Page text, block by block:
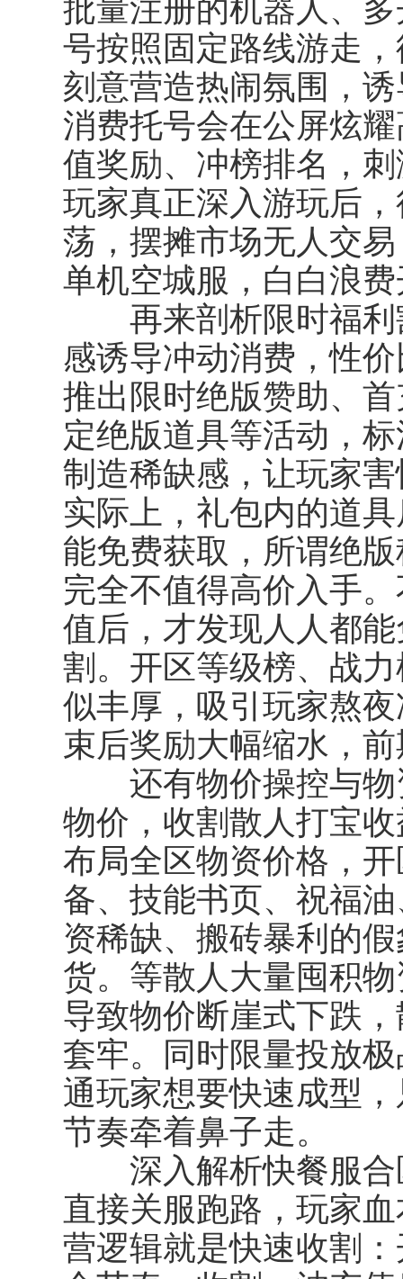
批量注册的机器人、
号按照固定路线游走
刻意营造热闹氛围，
消费托号会在公屏炫
值奖励、冲榜排名，
玩家真正深入游玩后
荡，摆摊市场无人交
单机空城服，白白浪
再来剖析限时福利
感诱导冲动消费，性
推出限时绝版赞助、
定绝版道具等活动，
制造稀缺感，让玩家
实际上，礼包内的道
能免费获取，所谓绝
完全不值得高价入手
值后，才发现人人都
割。开区等级榜、战
似丰厚，吸引玩家熬
束后奖励大幅缩水，
还有物价操控与物
物价，收割散人打宝
布局全区物资价格，
备、技能书页、祝福
资稀缺、搬砖暴利的
货。等散人大量囤积
导致物价断崖式下跌
套牢。同时限量投放
通玩家想要快速成型
节奏牵着鼻子走。
深入解析快餐服合
直接关服跑路，玩家
营逻辑就是快速收割